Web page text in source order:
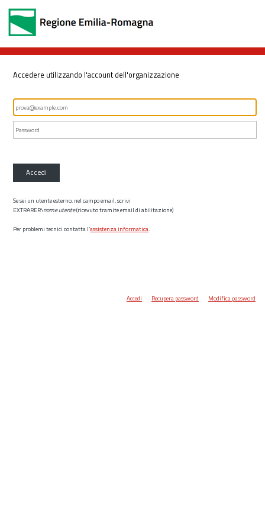
Accedere utilizzando l'account dell'organizzazione
Accedi
Se sei un utente esterno, nel campo email, scrivi
EXTRARER\nome utente(ricevuto tramite email di abilitazione)
Per problemi tecnici contatta l’assistenza informatica.
Accedi Recupera password Modifica password